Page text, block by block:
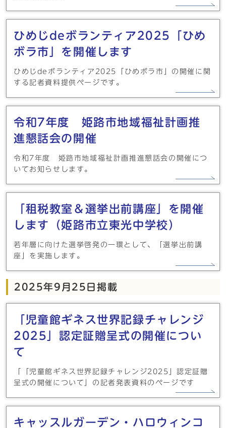
ひめじdeボランティア2025「ひめ
ボラ市」を開催します
ひめじdeボランティア2025「ひめボラ市」の開催に関
する記者資料提供ページです。
令和7年度 姫路市地域福祉計画推
進懇話会の開催
令和7年度 姫路市地域福祉計画推進懇話会の開催につ
いてお知らせします。
「租税教室＆選挙出前講座」を開催
します（姫路市立東光中学校）
若年層に向けた選挙啓発の一環として、「選挙出前講
座」を実施します。
2025年9月25日掲載
「児童館ギネス世界記録チャレンジ
2025」認定証贈呈式の開催につい
て
「「児童館ギネス世界記録チャレンジ2025」認定証贈
呈式の開催について」の記者発表資料のページです
キャッスルガーデン・ハロウィンコ